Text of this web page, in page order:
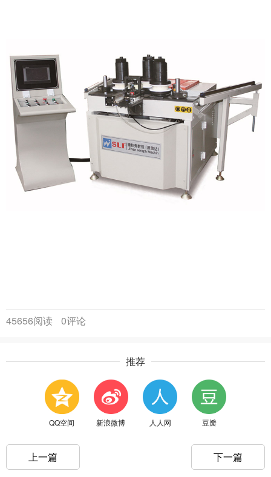
45656阅读 0评论
推荐
QQ空间 新浪微博 人人网 豆瓣
上一篇 下一篇